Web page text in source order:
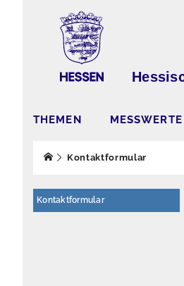
THEMEN MESSWERTE
Kontaktformular
Kontaktformular